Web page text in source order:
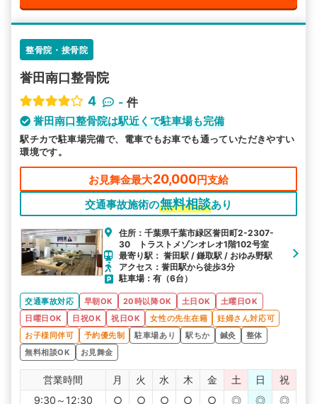
整骨院・接骨院
誉田南口整骨院
4
- 件
誉田南口整骨院は駅近くで駐車場も完備
駅チカで駐車場完備で、電車でもお車でも通っていただきやすい
環境です。
お見舞金最大20,000円支給
交通事故施術の無料相談あり
住所：千葉県千葉市緑区誉田町2-2307-
30 トラストメゾンオレオ1階102号室
最寄り駅： 誉田駅 / 鎌取駅 / おゆみ野駅
アクセス：誉田駅から徒歩3分
駐車場：有（6台）
交通事故対応 早朝OK 20時以降OK 土日OK
土曜日OK
日曜日OK
日祝OK 祝日OK 女性の先生在籍
妊婦さん対応可
お子様同伴可
予約優先制 駐車場あり 駅ちか 鍼灸
整体
無料相談OK
お見舞金
営業時間 月 火 水 木 金 土 日
祝
9:30～12:30
○ ○ ○ ○ ○ ◎ ◎ ◎